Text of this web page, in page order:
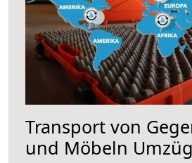
Transport von
und Möbeln